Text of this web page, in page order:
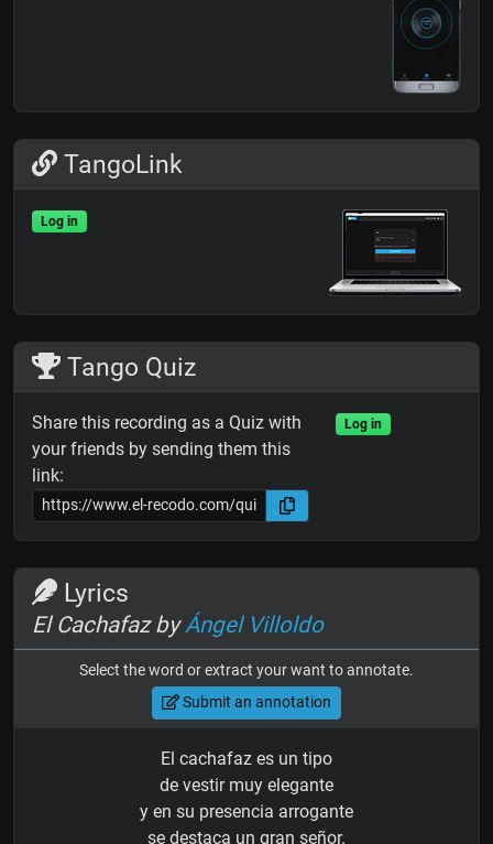
TangoLink
Log in
Tango Quiz
Share this recording as a Quiz with
your friends by sending them this
link:
Log in
Lyrics
El Cachafaz byÁngel Villoldo
Select the word or extract your want to annotate.
Submit an annotation
El cachafaz es un tipo
de vestir muy elegante
y en su presencia arrogante
se destaca un gran señor.